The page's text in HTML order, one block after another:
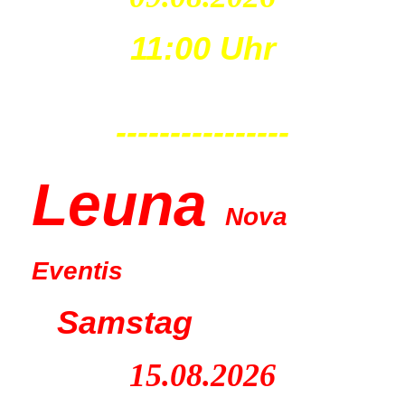
11:00 Uhr
----------------
Leuna
Nova
Eventis
Samstag
15.08.2026